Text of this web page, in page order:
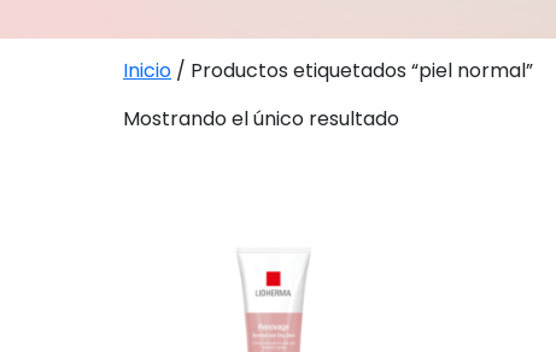
Inicio / Productos etiquetados “piel normal”
Mostrando el único resultado